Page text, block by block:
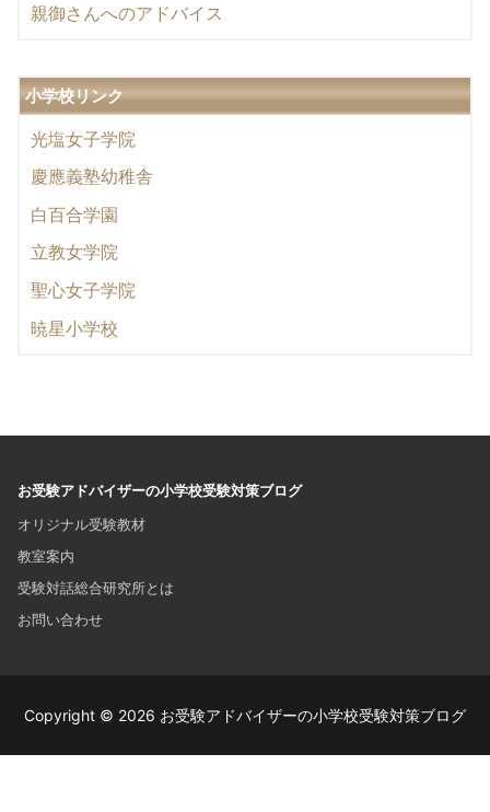
親御さんへのアドバイス
小学校リンク
光塩女子学院
慶應義塾幼稚舎
白百合学園
立教女学院
聖心女子学院
暁星小学校
お受験アドバイザーの小学校受験対策ブログ
オリジナル受験教材
教室案内
受験対話総合研究所とは
お問い合わせ
Copyright © 2026 お受験アドバイザーの小学校受験対策ブログ